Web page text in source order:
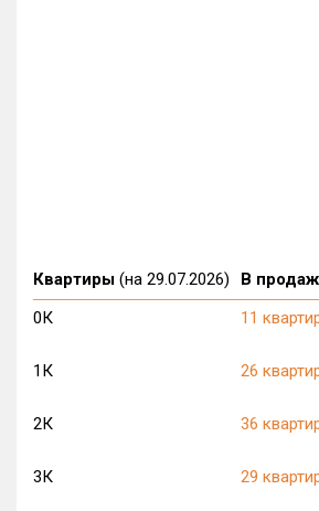
Квартиры (на 29.07.2026) В
0К
11
1К
26
2К
36
3К
29